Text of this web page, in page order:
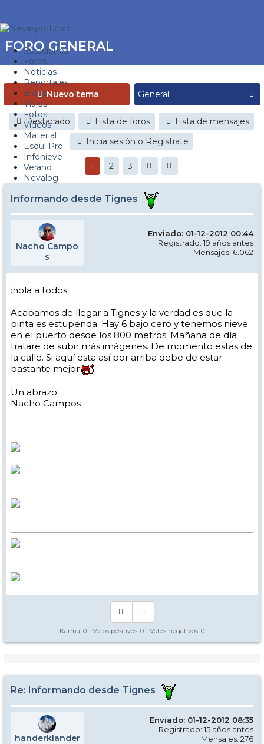
Estaciones
Foros
Noticias
Reportajes
Blogs
Viajes
Fotos
Videos
Material
Esquí Pro
Infonieve
Verano
Nevalog
FORO GENERAL
Nuevo tema
Destacado Lista de foros
Lista de mensajes
Inicia sesión o Regístrate
1 2 3
Informando desde Tignes
Nacho Campo
s
Enviado: 01-12-2012 00:44
Registrado: 19 años antes
Mensajes: 6.062
:hola a todos.
Acabamos de llegar a Tignes y la verdad es que la
pinta es estupenda. Hay 6 bajo cero y tenemos nieve
en el puerto desde los 800 metros. Mañana de día
tratare de subir más imágenes. De momento estas de
la calle. Si aquí esta así por arriba debe de estar
bastante mejor
Un abrazo
Nacho Campos
Karma: 0 - Votos positivos: 0 - Votos negativos: 0
Re: Informando desde Tignes
handerklander
Enviado: 01-12-2012 08:35
Registrado: 15 años antes
Mensajes: 276